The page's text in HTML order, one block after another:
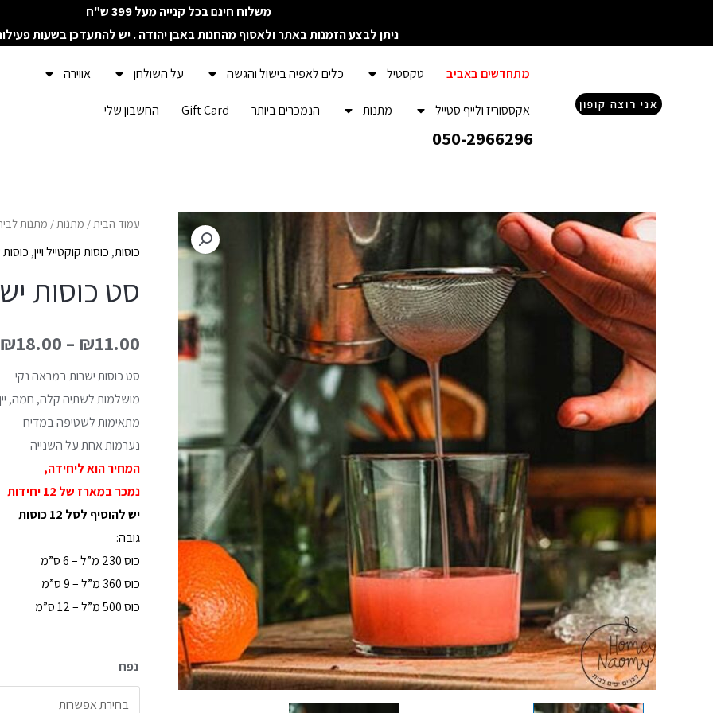
משלוח חינם בכל קנייה מעל 399 ש"ח
ניתן לבצע הזמנות באתר ולאסוף מהחנות באבן יהודה . יש להתעדכן בשעות
אני רוצה קופון
מתחדשים באביב טקסטיל כלים לאפיה בישול והגשה על השולחן אווירה
אקססוריז ולייף סטייל מתנות הנמכרים ביותר Gift Card החשבון שלי
050-2966296
עמוד הבית/ מתנות/ מתנות
כוסות, כוסות קוקטייל ויין,
סט כוסות
₪11.00
–
₪18.00
סט כוסות ישרות במראה נקי
מושלמות לשתיה קלה, חמה, יין
מתאימות לשטיפה במדיח
נערמות אחת על השנייה
המחיר הוא ליחידה,
נמכר במארז של 12 יחידות
יש להוסיף לסל 12 כוסות
גובה:
כוס 230 מ”ל – 6 ס”מ
כוס 360 מ”ל – 9 ס”מ
כוס 500 מ”ל – 12 ס”מ
נפח
כמות
של
כוסות